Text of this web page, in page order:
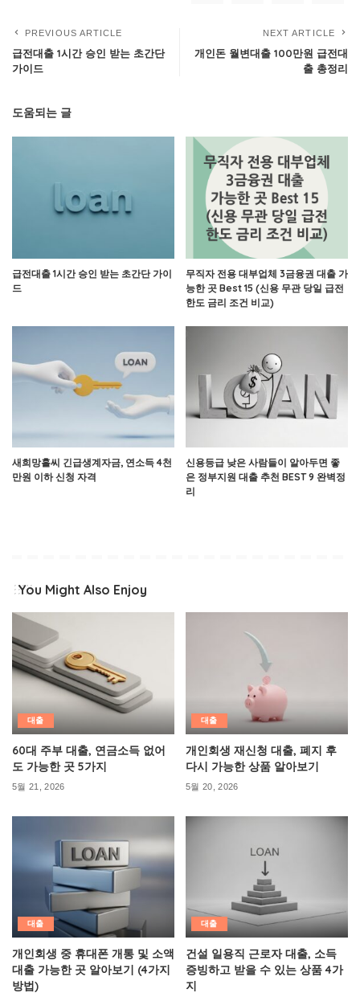
PREVIOUS ARTICLE
급전대출 1시간 승인 받는 초간단
가이드
NEXT ARTICLE
개인돈 월변대출 100만원 급전대
출 총정리
도움되는 글
급전대출 1시간 승인 받는 초간단 가이
드
무직자 전용 대부업체 3금융권 대출 가
능한 곳 Best 15 (신용 무관 당일 급전
한도 금리 조건 비교)
새희망홀씨 긴급생계자금, 연소득 4천
만원 이하 신청 자격
신용등급 낮은 사람들이 알아두면 좋
은 정부지원 대출 추천 BEST 9 완벽정
리
You Might Also Enjoy
대출
60대 주부 대출, 연금소득 없어
도 가능한 곳 5가지
5월 21, 2026
대출
개인회생 재신청 대출, 폐지 후
다시 가능한 상품 알아보기
5월 20, 2026
대출
개인회생 중 휴대폰 개통 및 소액
대출 가능한 곳 알아보기 (4가지
방법)
대출
건설 일용직 근로자 대출, 소득
증빙하고 받을 수 있는 상품 4가
지